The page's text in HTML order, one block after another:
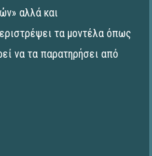
αλλά και
τα μοντέλα όπως
να τα παρατηρήσει από